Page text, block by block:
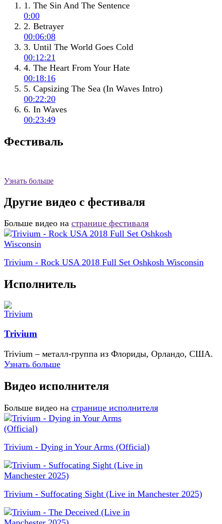
1. The Sin And The Sentence
0:00
2. Betrayer
00:06:08
3. Until The World Goes Cold
00:12:21
4. The Heart From Your Hate
00:18:16
5. Capsizing The Sea (In Waves Intro)
00:22:20
6. In Waves
00:23:49
Фестиваль
Узнать больше
Другие видео с фестиваля
Больше видео на странице фестиваля
Trivium - Rock USA 2018 Full Set Oshkosh Wisconsin
Исполнитель
Trivium
Trivium – металл-группа из Флориды, Орландо, США.
Узнать больше
Видео исполнителя
Больше видео на странице исполнителя
Trivium - Dying in Your Arms (Official)
Trivium - Suffocating Sight (Live in Manchester 2025)